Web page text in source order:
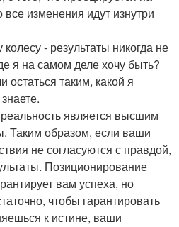
изменения идут изнутри
- результаты никогда не
я на самом деле хочу быть?
остаться таким, какой я
является высшим
Таким образом, если ваши
не согласуются с правдой,
Позиционирование
вам успеха, но
чтобы гарантировать
к истине, ваши